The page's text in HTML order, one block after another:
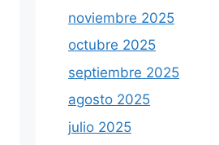
noviembre 2025
octubre 2025
septiembre 2025
agosto 2025
julio 2025